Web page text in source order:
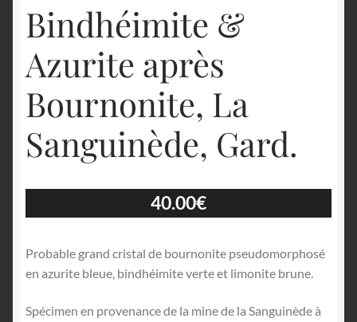
Bindhéimite &
Azurite après
Bournonite, La
Sanguinède, Gard.
40.00€
Probable grand cristal de bournonite pseudomorphosé
en azurite bleue, bindhéimite verte et limonite brune.
Spécimen en provenance de la mine de la Sanguinède à